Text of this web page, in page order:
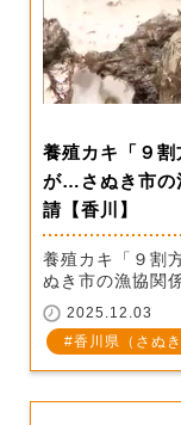
養殖カキ「９
が…さぬき市の
請【香川】
養殖カキ「９割
ぬき市の漁協関
2025.12.03
香川県（さぬき